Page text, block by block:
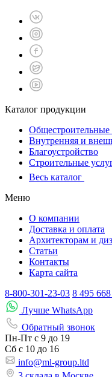
Каталог продукции
Общестроительные
Внутренняя и
Благоустройство
Строительные
Весь каталог
Меню
О компании
Доставка и оплата
Архитекторам и
Статьи
Контакты
Карта сайта
8-800-301-23-03 8 495
Лучше WhatsApp
Обратный звонок
Пн-Пт с 9 до 19
Сб с 10 до 16
info@ml-group.ltd